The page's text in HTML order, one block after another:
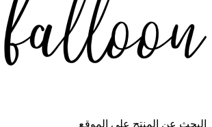
البحث عن المنتج على الموقع